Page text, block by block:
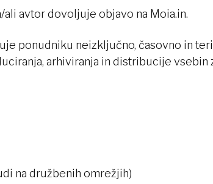
avtor dovoljuje objavo na Moia.in.
ponudniku neizključno, časovno in
arhiviranja in distribucije vsebin
na družbenih omrežjih)